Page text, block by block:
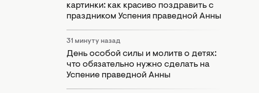
картинки: как красиво поздравить с
праздником Успения праведной Анны
31 минуту назад
День особой силы и молитв о детях:
что обязательно нужно сделать на
Успение праведной Анны